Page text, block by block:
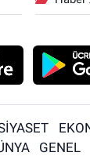
GENEL